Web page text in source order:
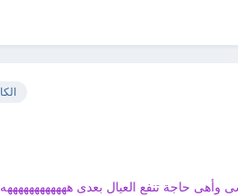
حاجة تنفع العيال بعدى ههههههههههههه